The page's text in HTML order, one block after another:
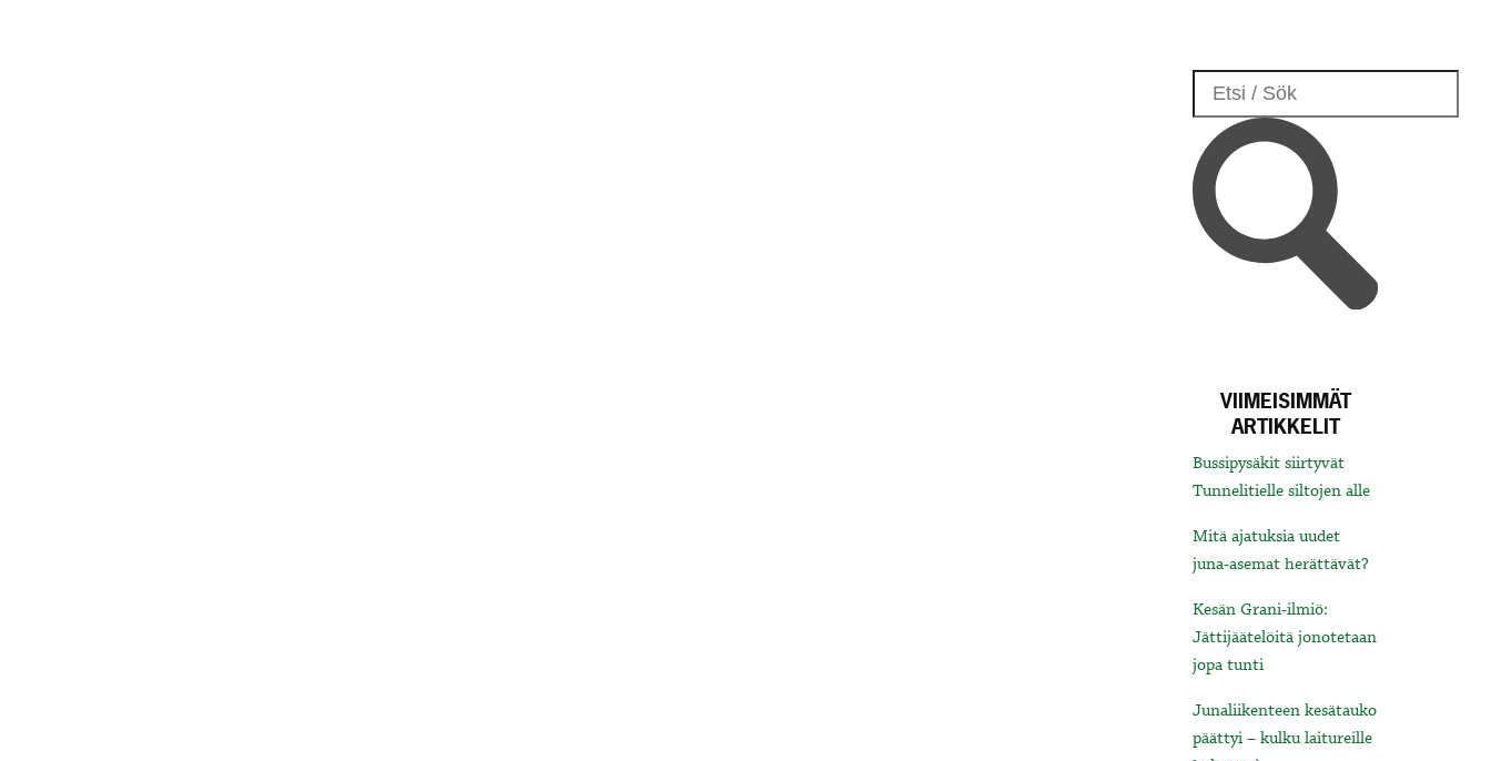
VIIMEISIMMÄT
ARTIKKELIT
Bussipysäkit siirtyvät
Tunnelitielle siltojen alle
Mitä ajatuksia uudet
juna-asemat herättävät?
Kesän Grani-ilmiö:
Jättijäätelöitä jonotetaan
jopa tunti
Junaliikenteen kesätauko
päättyi – kulku laitureille